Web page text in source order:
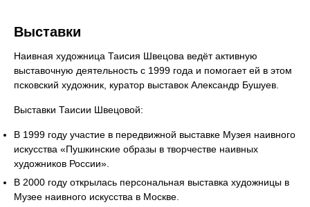
Выставки
Наивная художница Таисия Швецова ведёт активную
выставочную деятельность с 1999 года и помогает ей в этом
псковский художник, куратор выставок Александр Бушуев.
Выставки Таисии Швецовой:
В 1999 году участие в передвижной выставке Музея наивного
искусства «Пушкинские образы в творчестве наивных
художников России».
В 2000 году открылась персональная выставка художницы в
Музее наивного искусства в Москве.